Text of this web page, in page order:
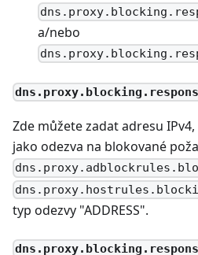
a/nebo
Zde můžete zadat adresu
jako odezva na blokované
typ odezvy "ADDRESS".